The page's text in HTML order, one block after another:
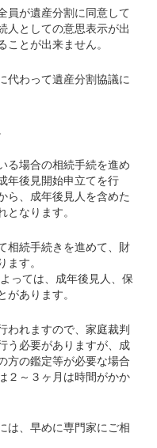
員が遺産分割に同意して
人としての意思表示が出
ことが出来ません。
代わって遺産分割協議に
る場合の相続手続を進め
年後見開始申立てを行
ら、成年後見人を含めた
となります。
相続手続きを進めて、財
ます。
っては、成年後見人、保
があります。
われますので、家庭裁判
う必要がありますが、成
方の鑑定等が必要な場合
２～３ヶ月は時間がかか
は、早めに専門家にご相